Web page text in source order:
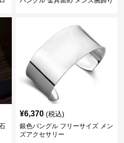
¥6,370 (税込)
銀色バングル フリーサイズ メン
ズアクセサリー